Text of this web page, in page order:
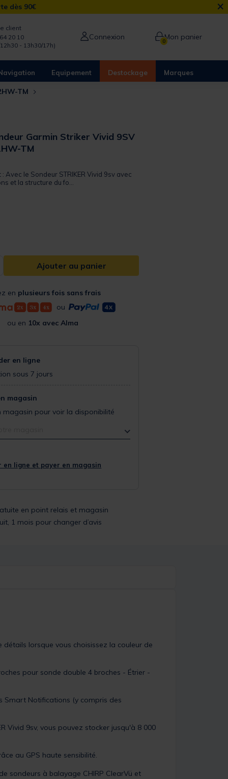
dès 90€ ×
client
20 10
- 13h30/17h)
Connexion 0Mon panier
Equipement Destockage Marques
TM
Garmin Striker Vivid 9SV
TM
Avec le Sondeur STRIKER Vivid 9sv avec
et la structure du fo...
Ajouter au panier
en plusieurs fois sans frais
ou
ou en 10x avec Alma
en ligne
sous 7 jours
magasin
magasin pour voir la disponibilité
en ligne et payer en magasin
en point relais et magasin
1 mois pour changer d’avis
lorsque vous choisissez la couleur de
pour sonde double 4 broches - Étrier -
Smart Notifications (y compris des
Vivid 9sv, vous pouvez stocker jusqu'à 8 000
au GPS haute sensibilité.
sondeurs à balayage CHIRP ClearVü et